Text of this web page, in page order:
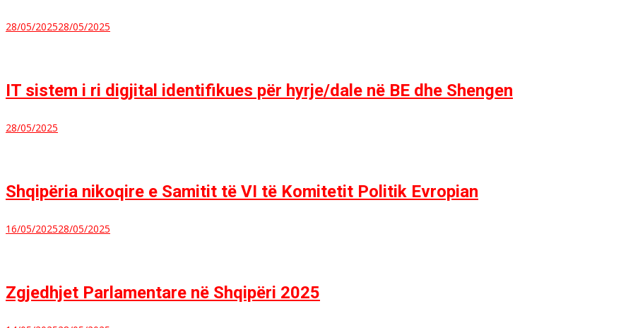
28/05/202528/05/2025
IT sistem i ri digjital identifikues për hyrje/dale në BE dhe Shengen
28/05/2025
Shqipëria nikoqire e Samitit të VI të Komitetit Politik Evropian
16/05/202528/05/2025
Zgjedhjet Parlamentare në Shqipëri 2025